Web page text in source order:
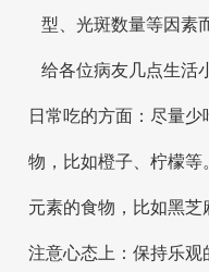
型、光斑数量等因素
给各位病友几点生活
日常吃的方面：尽量
物，比如橙子、柠檬
元素的食物，比如黑芝
注意心态上：保持乐观